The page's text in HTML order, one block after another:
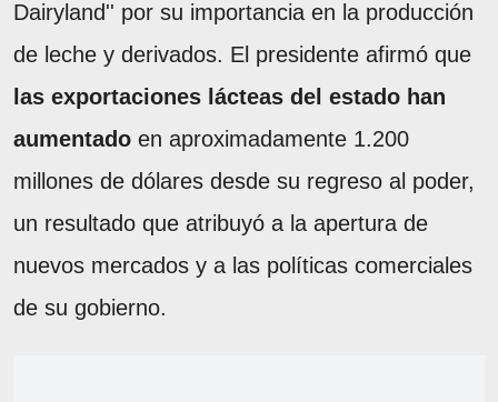
Dairyland'' por su importancia en la producción
de leche y derivados. El presidente afirmó que
las exportaciones lácteas del estado han
aumentado en aproximadamente 1.200
millones de dólares desde su regreso al poder,
un resultado que atribuyó a la apertura de
nuevos mercados y a las políticas comerciales
de su gobierno.